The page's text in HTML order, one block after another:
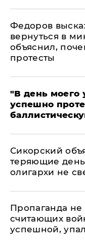
Федоров
вернуться в
объяснил,
протесты
​"В день моего
успешно
Сикорский
теряющие
олигархи не
​Пропаганда не
считающих
успешной,